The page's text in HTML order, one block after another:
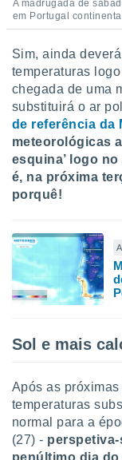
qual se
tal,
ou opor-
qualquer
em “
na
de
ou aceder
para
utilizar
criar
A madrugada de
em Portugal
Sim, ainda
temperaturas
chegada de uma
substituirá o ar
de referência da
meteorológicas
esquina’ logo
é, na próxima
porquê!
Sol e mais
Após as
temperaturas
normal para a
(27) -
penúltimo dia